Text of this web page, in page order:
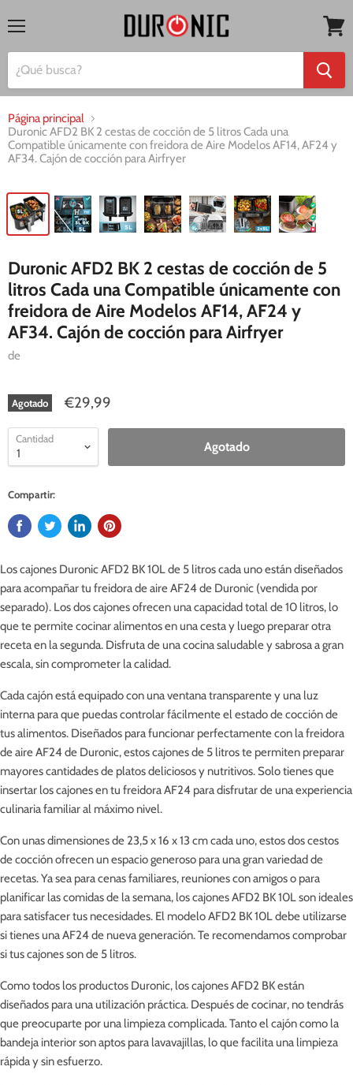
mi
cesta
Página principal
Duronic AFD2 BK 2 cestas de cocción de 5 litros Cada una
Compatible únicamente con freidora de Aire Modelos AF14, AF24 y
AF34. Cajón de cocción para Airfryer
Duronic AFD2 BK 2 cestas de cocción de 5
litros Cada una Compatible únicamente con
freidora de Aire Modelos AF14, AF24 y
AF34. Cajón de cocción para Airfryer
de
Agotado €29,99
Cantidad
Agotado
Compartir:
Los cajones Duronic AFD2 BK 10L de 5 litros cada uno están diseñados
para acompañar tu freidora de aire AF24 de Duronic (vendida por
separado). Los dos cajones ofrecen una capacidad total de 10 litros, lo
que te permite cocinar alimentos en una cesta y luego preparar otra
receta en la segunda. Disfruta de una cocina saludable y sabrosa a gran
escala, sin comprometer la calidad.
Cada cajón está equipado con una ventana transparente y una luz
interna para que puedas controlar fácilmente el estado de cocción de
tus alimentos. Diseñados para funcionar perfectamente con la freidora
de aire AF24 de Duronic, estos cajones de 5 litros te permiten preparar
mayores cantidades de platos deliciosos y nutritivos. Solo tienes que
insertar los cajones en tu freidora AF24 para disfrutar de una experiencia
culinaria familiar al máximo nivel.
Con unas dimensiones de 23,5 x 16 x 13 cm cada uno, estos dos cestos
de cocción ofrecen un espacio generoso para una gran variedad de
recetas. Ya sea para cenas familiares, reuniones con amigos o para
planificar las comidas de la semana, los cajones AFD2 BK 10L son ideales
para satisfacer tus necesidades. El modelo AFD2 BK 10L debe utilizarse
si tienes una AF24 de nueva generación. Te recomendamos comprobar
si tus cajones son de 5 litros.
Como todos los productos Duronic, los cajones AFD2 BK están
diseñados para una utilización práctica. Después de cocinar, no tendrás
que preocuparte por una limpieza complicada. Tanto el cajón como la
bandeja interior son aptos para lavavajillas, lo que facilita una limpieza
rápida y sin esfuerzo.